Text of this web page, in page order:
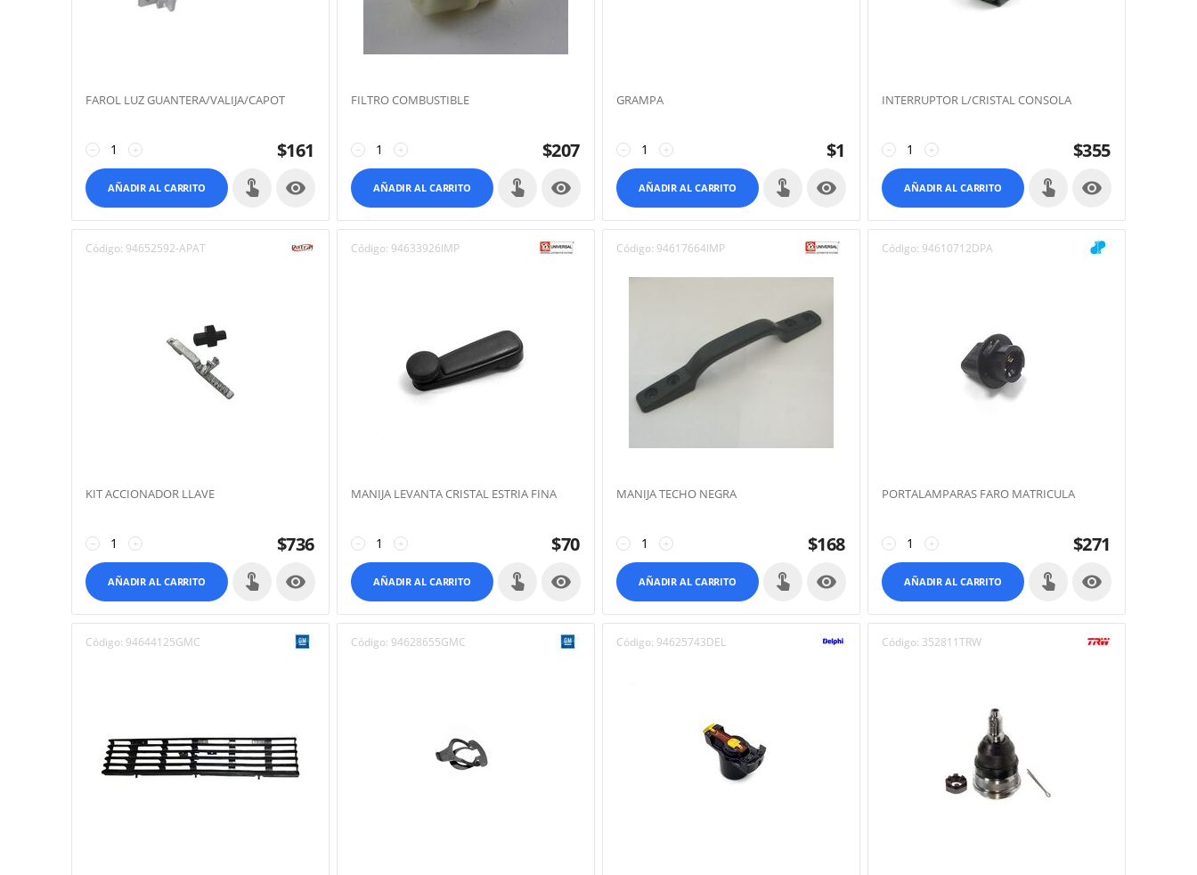
FAROL LUZ GUANTERA/VALIJA/CAPOT
+
− $161
AÑADIR AL CARRITO 
FILTRO COMBUSTIBLE
+
− $207
AÑADIR AL CARRITO 
GRAMPA
+
− $1
AÑADIR AL CARRITO 
INTERRUPTOR L/CRISTAL CONSOLA
+
− $355
AÑADIR AL CARRITO 
Código: 94652592-APAT
KIT ACCIONADOR LLAVE
+
− $736
AÑADIR AL CARRITO 
Código: 94633926IMP
MANIJA LEVANTA CRISTAL ESTRIA FINA
+
− $70
AÑADIR AL CARRITO 
Código: 94617664IMP
MANIJA TECHO NEGRA
+
− $168
AÑADIR AL CARRITO 
Código: 94610712DPA
PORTALAMPARAS FARO MATRICULA
+
− $271
AÑADIR AL CARRITO 
Código: 94644125GMC Código: 94628655GMC Código: 94625743DEL Código: 352811TRW